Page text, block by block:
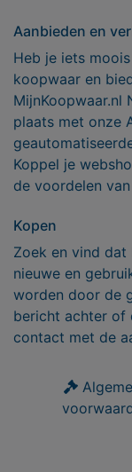
Aanbieden en
Heb je iets
koopwaar en
MijnKoopwaar.nl
plaats met onze
Koppel je
de voordelen
Kopen
Zoek en vind dat
nieuwe en
worden door de
bericht achter of
contact met de